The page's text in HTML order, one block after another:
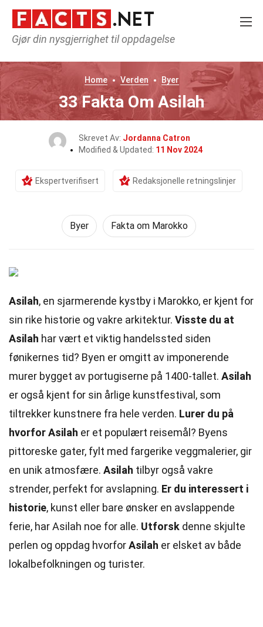
Gjør din nysgjerrighet til oppdagelse
Home Verden Byer
33 Fakta Om Asilah
Skrevet Av: Jordanna Catron
Modified & Updated: 11 Nov 2024
Ekspertverifisert Redaksjonelle retningslinjer
Byer Fakta om Marokko
Asilah, en sjarmerende kystby i Marokko, er kjent for
sin rike historie og vakre arkitektur. Visste du at
Asilah har vært et viktig handelssted siden
fønikernes tid? Byen er omgitt av imponerende
murer bygget av portugiserne på 1400-tallet. Asilah
er også kjent for sin årlige kunstfestival, som
tiltrekker kunstnere fra hele verden. Lurer du på
hvorfor Asilah er et populært reisemål? Byens
pittoreske gater, fylt med fargerike veggmalerier, gir
en unik atmosfære. Asilah tilbyr også vakre
strender, perfekt for avslapning. Er du interessert i
historie, kunst eller bare ønsker en avslappende
ferie, har Asilah noe for alle. Utforsk denne skjulte
perlen og oppdag hvorforAsilah er elsket av både
lokalbefolkningen og turister.